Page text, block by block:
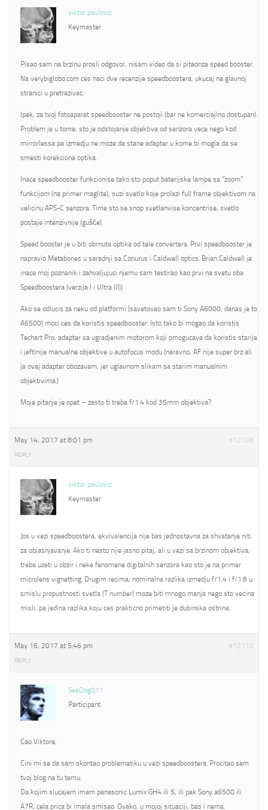
viktor pavlovic
Keymaster
Pisao sam na brzinu prosli odgovor, nisam video da si pitaonza speed booster.
Na verybiglobo.com ces naci dve recenzije speedboostera, ukucaj na glavnoj
stranici u pretrazivac.
Ipak, za tvoj fotoaparat speedbooster ne postoji (bar ne komerciajlno dostupan).
Problem je u tome, sto je odstojanje objektiva od senzora vece nego kod
mirrorlessa pa izmedju ne moze da stane adapter u kome bi mogla da se
smesti korekciona optika.
Inace speedbooster funkcionise tako sto poput baterijske lampe sa “zoom”
funkcijom (na primer maglite), suzi svetlo koje prolazi full frame objektivom na
velicinu APS-C senzora. Time sto se snop svetlanvise koncentrise, svetlo
postaje intenzivnije (gušće).
Speed booster je u biti obrnuta optika od tele convertera. Prvi speedbooster je
napravio Metabones u saradnji sa Conurus i Caldwell optics. Brian Caldwell je
inace moj poznanik i zahvaljujuci njemu sam testirao kao prvi na svetu oba
Speedboostera (verzija I i Ultra (II))
Ako se odlucis za neku od platformi (savetovao sam ti Sony A6000, danas je to
A6500) moci ces da koristis speedbooster. Isto tako bi mogao da koristis
Techart Pro, adapter sa ugradjenim motorom koji omogucava da koristis starije
i jeftinije manualne objektive u autofocus modu (naravno, AF nije super brz ali
ja ovaj adapter obozavam, jer uglavnom slikam sa starim manualnim
objektivima.)
Moje pitanje je opet – zasto ti treba f/1.4 kod 35mm objektiva?
May 14, 2017 at 8:01 pm #12108
REPLY
viktor pavlovic
Keymaster
Jos u vezi speedboostera, ekvivalencija nije bas jednostavna za shvatanje niti
za objasnjavanje. Ako ti nesto nije jasno pitaj, ali u vezi sa brzinom objektiva,
treba uzeti u obzir i neke fenomene digitalnih senzora kao sto je na primer
microlens vignetting. Drugim recima, nominalna razlika izmedju f/1.4 i f/1.8 u
smislu propustnosti svetla (T number) moze biti mnogo manja nego sto vecina
misli, pa jedina razlika koju ces prakticno primetiti je dubinska ostrina.
May 16, 2017 at 5:46 pm #12110
REPLY
SeaDog011
Participant
Cao Viktore,
Cini mi se da sam skontao problematiku u vezi speedboostera. Procitao sam
tvoj blog na tu temu.
Da kojim slucajem imam panasonic Lumix GH4 ili 5, ili pak Sony a6500 ili
A7R, cela prica bi imala smisao. Ovako, u mojoj situaciji, bas i nema.